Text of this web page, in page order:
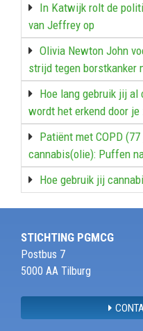
In Katwijk rolt de
van Jeffrey op
Olivia Newton John
strijd tegen borstkanker
Hoe lang gebruik jij
wordt het erkend door je
Patiënt met COPD
cannabis(olie): Puffen
Hoe gebruik jij
STICHTING PGMCG
Postbus 7
5000 AA Tilburg